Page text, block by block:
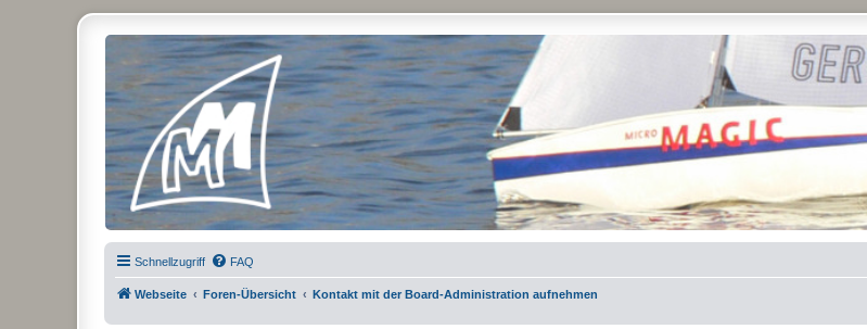
Micro Magic Forum Deutschland
Schnellzugriff FAQ
Webseite Foren-Übersicht Kontakt mit der Board-Administration aufnehmen